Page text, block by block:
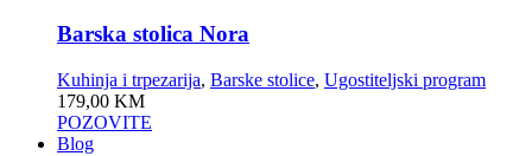
Barska stolica Nora
Kuhinja i trpezarija, Barske stolice, Ugostiteljski program
179,00 KM
POZOVITE
Blog